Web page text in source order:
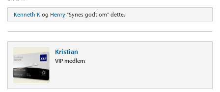
Kenneth K og Henry "Synes godt om" dette.
Kristian
VIP medlem